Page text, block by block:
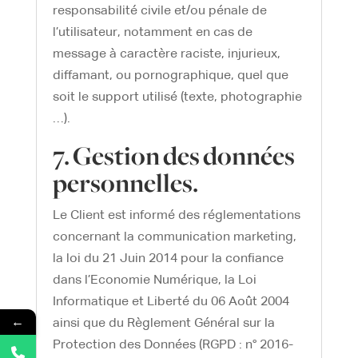
responsabilité civile et/ou pénale de
l’utilisateur, notamment en cas de
message à caractère raciste, injurieux,
diffamant, ou pornographique, quel que
soit le support utilisé (texte, photographie
…).
7. Gestion des données
personnelles.
Le Client est informé des réglementations
concernant la communication marketing,
la loi du 21 Juin 2014 pour la confiance
dans l’Economie Numérique, la Loi
Informatique et Liberté du 06 Août 2004
ainsi que du Règlement Général sur la
Protection des Données (RGPD : n° 2016-
←